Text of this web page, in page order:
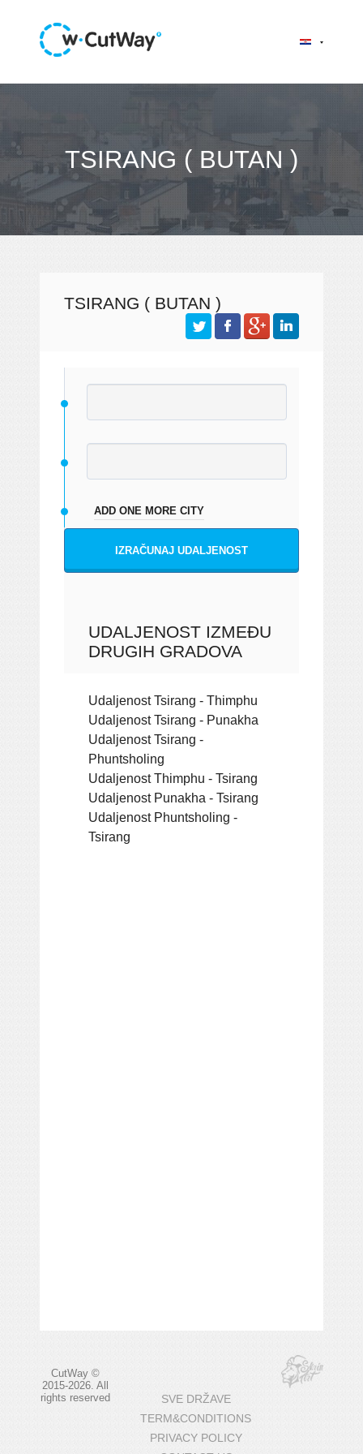
TSIRANG ( BUTAN )
TSIRANG ( BUTAN )
ADD ONE MORE CITY
IZRAČUNAJ UDALJENOST
UDALJENOST IZMEĐU
DRUGIH GRADOVA
Udaljenost Tsirang - Thimphu
Udaljenost Tsirang - Punakha
Udaljenost Tsirang -
Phuntsholing
Udaljenost Thimphu - Tsirang
Udaljenost Punakha - Tsirang
Udaljenost Phuntsholing -
Tsirang
CutWay ©
2015-2026. All
rights reserved
SVE DRŽAVE
TERM&CONDITIONS
PRIVACY POLICY